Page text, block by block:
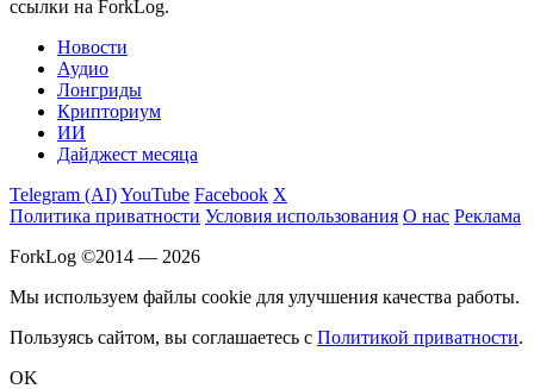
ссылки на ForkLog.
Новости
Аудио
Лонгриды
Крипториум
ИИ
Дайджест месяца
Telegram (AI)YouTube Facebook X
Политика приватности Условия использования О нас Реклама
ForkLog ©2014 — 2026
Мы используем файлы cookie для улучшения качества работы.
Пользуясь сайтом, вы соглашаетесь с Политикой приватности.
OK